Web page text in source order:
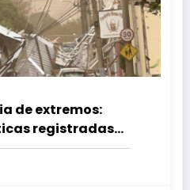
de extremos:
registradas